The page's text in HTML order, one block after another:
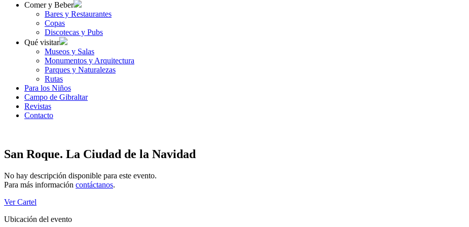
Comer y Beber
Bares y Restaurantes
Copas
Discotecas y Pubs
Qué visitar
Museos y Salas
Monumentos y Arquitectura
Parques y Naturalezas
Rutas
Para los Niños
Campo de Gibraltar
Revistas
Contacto
San Roque. La Ciudad de la Navidad
No hay descripción disponible para este evento.
Para más información contáctanos.
Ver Cartel
Ubicación del evento